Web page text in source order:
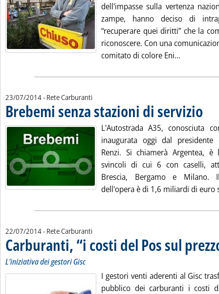
dell'impasse sulla vertenza
zampe, hanno deciso di
“recuperare quei diritti” che la
riconoscere. Con una
comitato di colore Eni...
23/07/2014- Rete Carburanti
Brebemi senza stazioni di servizio
L'Autostrada A35, conosciuta
inaugurata oggi dal presidente
Renzi. Si chiamerà Argentea,
svincoli di cui 6 con caselli,
Brescia, Bergamo e Milano.
dell'opera è di 1,6 miliardi di euro
22/07/2014- Rete Carburanti
Carburanti, “i costi del Pos sul
L'iniziativa dei gestori Gisc
I gestori venti aderenti al Gisc
pubblico dei carburanti i costi